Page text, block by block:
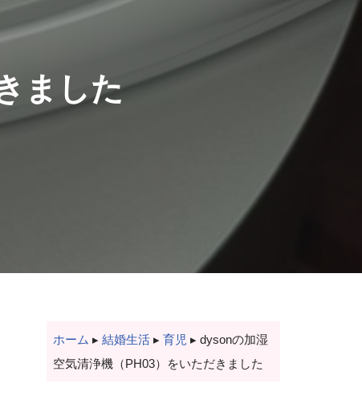
ました
ホーム ▸ 結婚生活▸ 育児 ▸ dysonの加湿
空気清浄機（PH03）をいただきました